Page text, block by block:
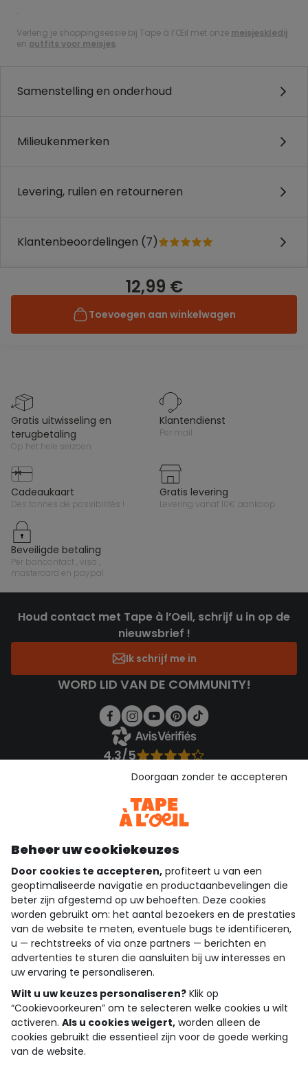
.
Verleng je shoppingsessie bij Tape à l’Œil met onze meisjeskledij
en outfits voor meisjes.
Samenstelling en onderhoud
Milieukenmerken
Levering, ruilen en retourneren
Klantenbeoordelingen (7)
12,99 €
Toevoegen aan winkelwagen
gratis uitwisseling en
terugbetaling
op het hele seizoen
klantendienst
per mail
cadeaukaart
des tonnes de possibilités !
gratis levering
levering vanaf 10€ aankoop
beveiligde betaling
per bancontact , visa ,
mastercard en paypal
Houd contact met Tape à l’Oeil, schrijf u in op de
nieuwsbrief !
Ik schrijf me in
WORD LID VAN DE COMMUNITY!
4.3/5
Bekijk de vertrouwensverklaring
Download onze applicatie
Ontdek onze applicatie
wie zijn we?
hulp nodig
loyalty club
onze catalogus
Algemene verkoop en gebruiksvoorwaarden
Privacybeleid
Beheer uw cookiekeuzes
Door cookies te accepteren, profiteert u van een
geoptimaliseerde navigatie en productaanbevelingen die
beter zijn afgestemd op uw behoeften. Deze cookies
worden gebruikt om: het aantal bezoekers en de prestaties
van de website te meten, eventuele bugs te identificeren,
u — rechtstreeks of via onze partners — berichten en
advertenties te sturen die aansluiten bij uw interesses en
uw ervaring te personaliseren.
Wilt u uw keuzes personaliseren? Klik op
“Cookievoorkeuren” om te selecteren welke cookies u wilt
activeren. Als u cookies weigert, worden alleen de
cookies gebruikt die essentieel zijn voor de goede werking
van de website.
Doorgaan zonder te accepteren